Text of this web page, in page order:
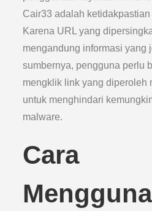
Cair33 adalah
Karena URL yang
mengandung informasi yang
sumbernya, pengguna perlu
mengklik link yang diperoleh
untuk menghindari
malware.
Cara